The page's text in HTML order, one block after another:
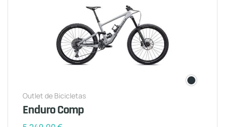
Outlet de Bicicletas
Enduro Comp